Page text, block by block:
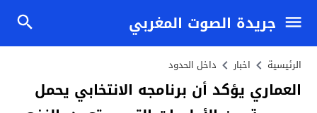
جريدة الصوت المغربي
الرئيسية اخبار داخل الحدود
العماري يؤكد أن برنامجه الانتخابي يحمل